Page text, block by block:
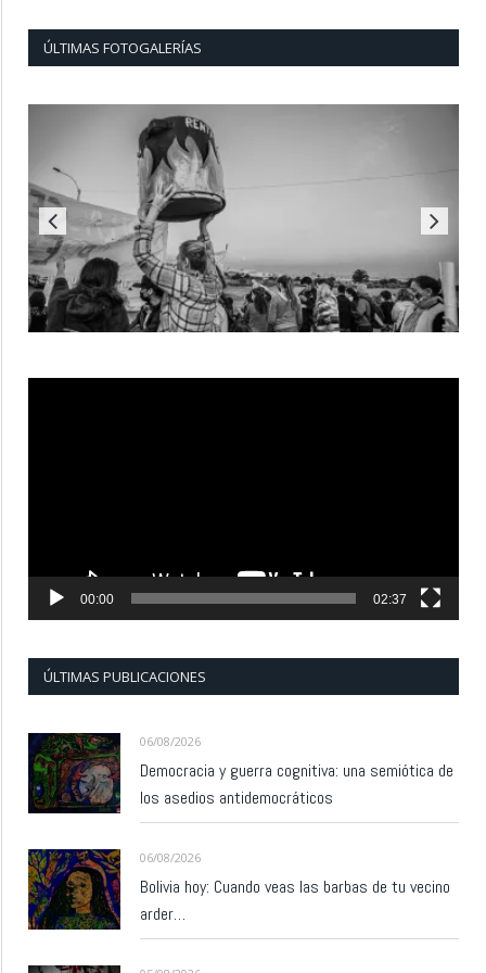
ÚLTIMAS FOTOGALERÍAS
00:00 02:37
ÚLTIMAS PUBLICACIONES
06/08/2026
Democracia y guerra cognitiva: una semiótica de
los asedios antidemocráticos
06/08/2026
Bolivia hoy: Cuando veas las barbas de tu vecino
arder…